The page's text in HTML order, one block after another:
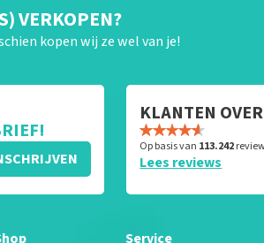
VERKOPEN?
kopen wij ze wel van je!
KLANTEN
Op basis van 113.242
Lees reviews
Service